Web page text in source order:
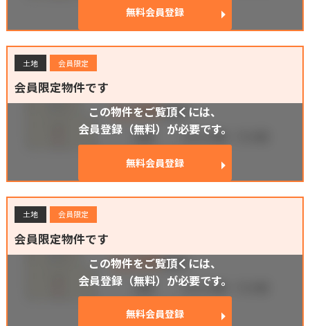
無料会員登録
土地 会員限定
会員限定物件です
この物件をご覧頂くには、
会員登録（無料）が必要です。
無料会員登録
土地 会員限定
会員限定物件です
この物件をご覧頂くには、
会員登録（無料）が必要です。
無料会員登録